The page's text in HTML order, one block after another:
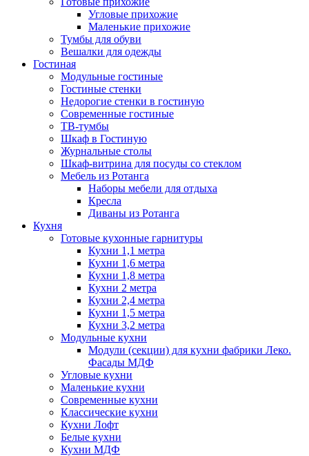
Угловые прихожие
Маленькие прихожие
Тумбы для обуви
Вешалки для одежды
Гостиная
Модульные гостиные
Гостиные стенки
Недорогие стенки в гостиную
Современные гостиные
ТВ-тумбы
Шкаф в Гостиную
Журнальные столы
Шкаф-витрина для посуды со стеклом
Мебель из Ротанга
Наборы мебели для отдыха
Кресла
Диваны из Ротанга
Кухня
Готовые кухонные гарнитуры
Кухни 1,1 метра
Кухни 1,6 метра
Кухни 1,8 метра
Кухни 2 метра
Кухни 2,4 метра
Кухни 1,5 метра
Кухни 3,2 метра
Модульные кухни
Модули (секции) для кухни фабрики Леко.
Фасады МДФ
Угловые кухни
Маленькие кухни
Современные кухни
Классические кухни
Кухни Лофт
Белые кухни
Кухни МДФ